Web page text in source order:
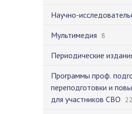
Научно-
Мультимедия 8
Периодические
Программы проф.
переподготовки и
для участников СВО